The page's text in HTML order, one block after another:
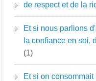
de respect et de la
Et si nous parlions
la confiance en soi,
(1)
Et si on